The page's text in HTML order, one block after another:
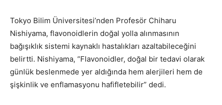
Tokyo Bilim Üniversitesi’nden Profesör Chiharu
Nishiyama, flavonoidlerin doğal yolla alınmasının
bağışıklık sistemi kaynaklı hastalıkları azaltabileceğini
belirtti. Nishiyama, “Flavonoidler, doğal bir tedavi olarak
günlük beslenmede yer aldığında hem alerjileri hem de
şişkinlik ve enflamasyonu hafifletebilir” dedi.